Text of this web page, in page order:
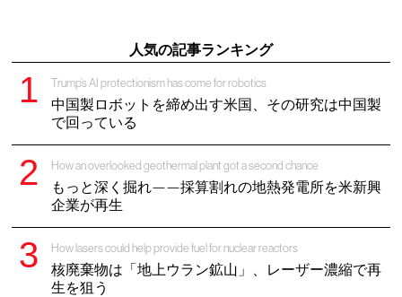
人気の記事ランキング
Trump’s AI protectionism has come for robotics
中国製ロボットを締め出す米国、その研究は中国製
で回っている
How an overlooked geothermal plant got a second chance
もっと深く掘れ——採算割れの地熱発電所を米新興
企業が再生
How lasers could help provide fuel for nuclear reactors
核廃棄物は「地上ウラン鉱山」、レーザー濃縮で再
生を狙う